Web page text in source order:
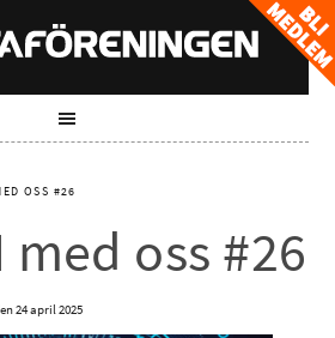
OSS #26
med oss #26
24 april 2025